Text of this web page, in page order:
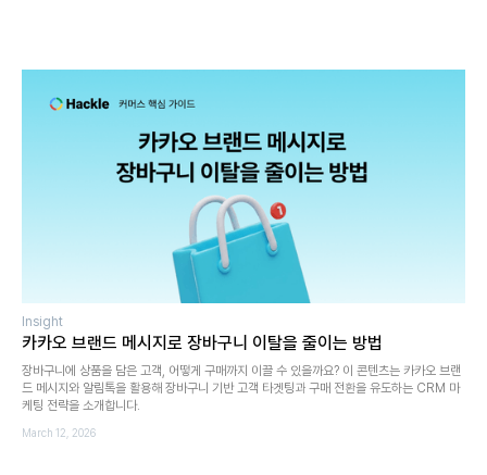
Insight
카카오 브랜드 메시지로 장바구니 이탈을 줄이는 방법
장바구니에 상품을 담은 고객, 어떻게 구매까지 이끌 수 있을까요? 이 콘텐츠는 카카오 브랜
드 메시지와 알림톡을 활용해 장바구니 기반 고객 타겟팅과 구매 전환을 유도하는 CRM 마
케팅 전략을 소개합니다.
March 12, 2026